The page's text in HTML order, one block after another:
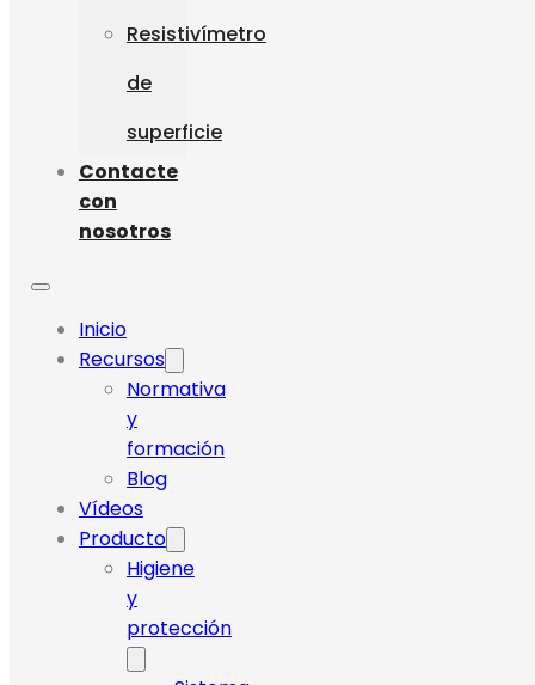
Resistivímetro
de
superficie
Contacte
con
nosotros
Inicio
Recursos
Normativa
y
formación
Blog
Vídeos
Producto
Higiene
y
protección